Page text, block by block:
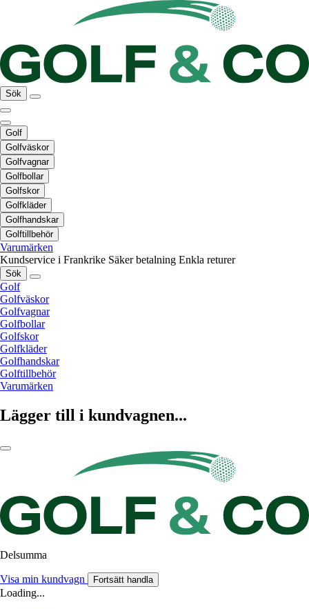
Sök
Golf
Golfväskor
Golfvagnar
Golfbollar
Golfskor
Golfkläder
Golfhandskar
Golftillbehör
Varumärken
Kundservice i Frankrike Säker betalning Enkla returer
Sök
Golf
Golfväskor
Golfvagnar
Golfbollar
Golfskor
Golfkläder
Golfhandskar
Golftillbehör
Varumärken
Lägger till i kundvagnen...
Delsumma
Visa min kundvagn Fortsätt handla
Loading...